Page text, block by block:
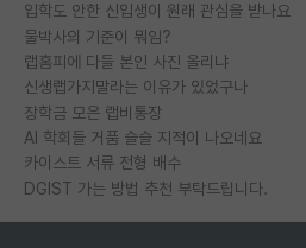
입학도 안한 신입생이 원래 관심을 받나요
물박사의 기준이 뭐임?
랩홈피에 다들 본인 사진 올리냐
신생랩가지말라는 이유가 있었구나
장학금 모은 랩비통장
AI 학회들 거품 슬슬 지적이 나오네요
카이스트 서류 전형 배수
DGIST 가는 방법 추천 부탁드립니다.